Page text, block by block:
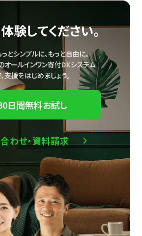
験してください。
とシンプルに、もっと自由に。
オールインワン寄付DXシステム
支援をはじめましょう。
日間無料お試し
わせ・資料請求